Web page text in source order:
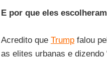
E por que eles
Acredito que Trumpfalou
as elites urbanas e dizendo